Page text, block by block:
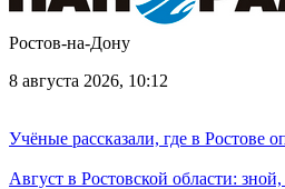
Ростов-на-Дону
8 августа 2026, 10:12
Учёные рассказали, где в Ростове
Август в Ростовской области: